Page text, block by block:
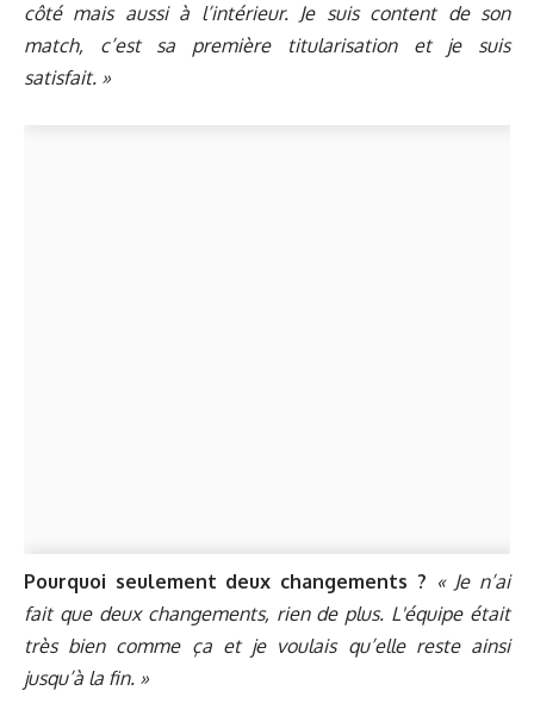
côté mais aussi à l’intérieur. Je suis content de son
match, c’est sa première titularisation et je suis
satisfait. »
Pourquoi seulement deux changements ? « Je n’ai
fait que deux changements, rien de plus. L'équipe était
très bien comme ça et je voulais qu’elle reste ainsi
jusqu’à la fin. »